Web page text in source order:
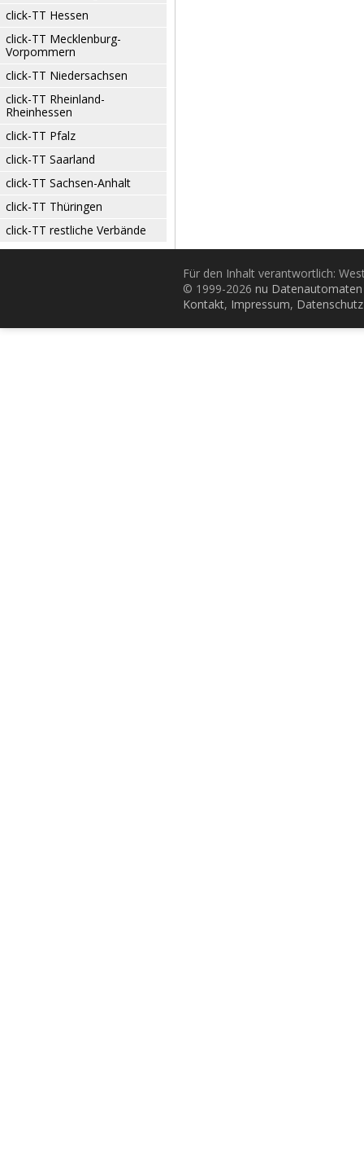
click-TT Hessen
click-TT Mecklenburg-
Vorpommern
click-TT Niedersachsen
click-TT Rheinland-
Rheinhessen
click-TT Pfalz
click-TT Saarland
click-TT Sachsen-Anhalt
click-TT Thüringen
click-TT restliche Verbände
Für den Inhalt verantwortlich:
© 1999-2026 nu
Kontakt, Impressum, Datenschutz